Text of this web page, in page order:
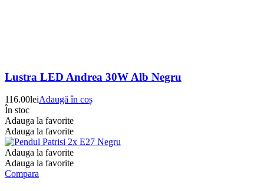
Lustra LED Andrea 30W Alb Negru
116.00leiAdaugă în coș
În stoc
Adauga la favorite
Adauga la favorite
Adauga la favorite
Adauga la favorite
Compara